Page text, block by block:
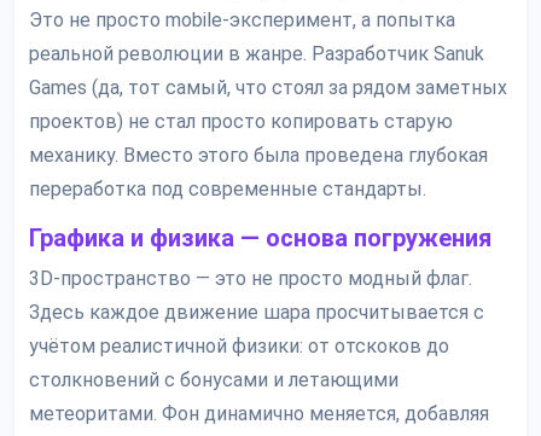
Это не просто mobile-эксперимент, а попытка
реальной революции в жанре. Разработчик Sanuk
Games (да, тот самый, что стоял за рядом заметных
проектов) не стал просто копировать старую
механику. Вместо этого была проведена глубокая
переработка под современные стандарты.
Графика и физика — основа погружения
3D-пространство — это не просто модный флаг.
Здесь каждое движение шара просчитывается с
учётом реалистичной физики: от отскоков до
столкновений с бонусами и летающими
метеоритами. Фон динамично меняется, добавляя